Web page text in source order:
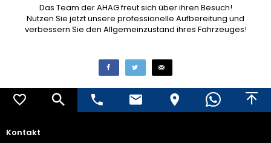
Das Team der AHAG freut sich über ihren Besuch!
Nutzen Sie jetzt unsere professionelle Aufbereitung und
verbessern Sie den Allgemeinzustand ihres Fahrzeuges!
Kontakt